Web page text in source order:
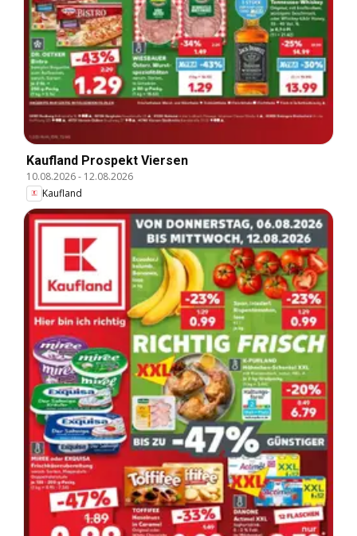
Kaufland Prospekt Viersen
10.08.2026- 12.08.2026
Kaufland